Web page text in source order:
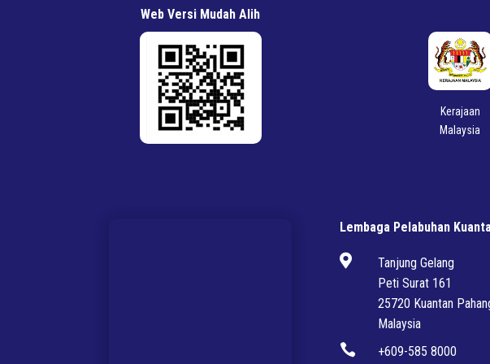
Web Versi Mudah Alih
Kerajaan
Malaysia
Lembaga Pelabuhan

Tanjung Gelang
Peti Surat 161
25720 Kuantan
Malaysia
 +609-585 8000